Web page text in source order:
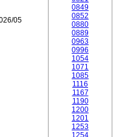
05
0849
0852
0880
0889
0963
0996
1054
1071
1085
1116
1167
1190
1200
1201
1253
1254